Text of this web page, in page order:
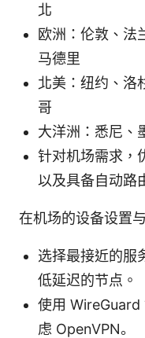
北
欧洲：伦敦、法
马德里
北美：纽约、洛
哥
大洋洲：悉尼、
针对机场需求，
以及具备自动路
在机场的设备设置
选择最接近的服
低延迟的节点。
使用 WireGuard
虑 OpenVPN。